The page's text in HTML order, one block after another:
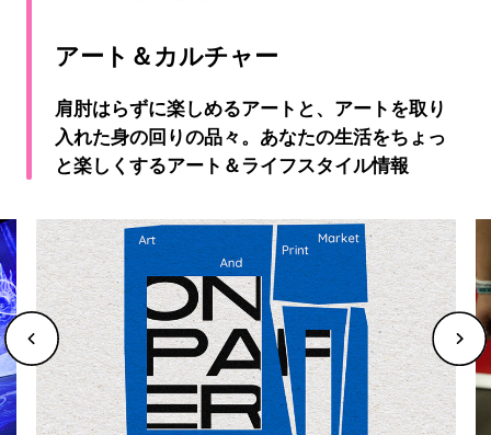
アート＆カルチャー
肩肘はらずに楽しめるアートと、アートを取り
入れた身の回りの品々。あなたの生活をちょっ
と楽しくするアート＆ライフスタイル情報